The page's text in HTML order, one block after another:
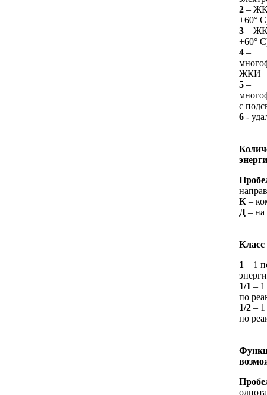
2 –
+60°
3 –
+60°
4 –
ЖКИ
5 –
с
6 -
К –
Д – на
Класс
1 – 1
1/1 –
по
1/2 –
по